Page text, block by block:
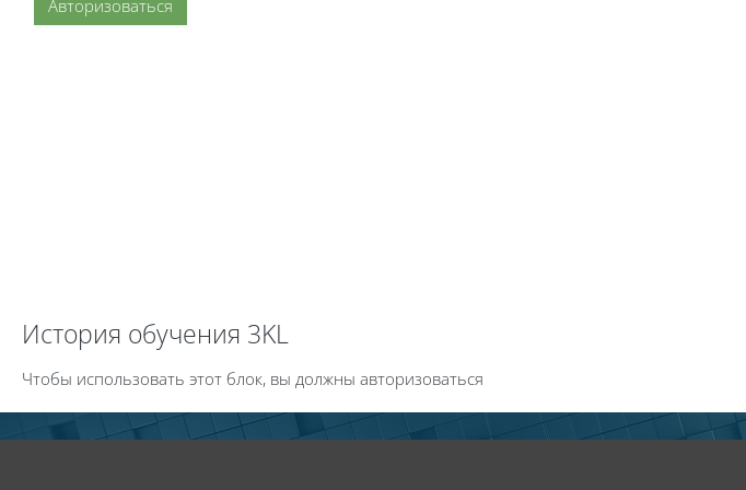
Авторизоваться
История обучения 3KL
Чтобы использовать этот блок, вы должны авторизоваться